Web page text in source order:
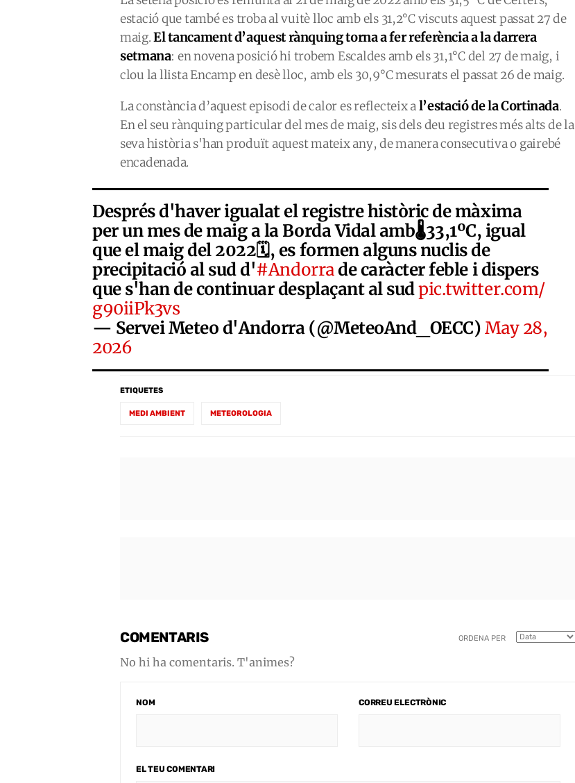
estació que també es troba al vuitè lloc amb els 31,2°C viscuts aquest passat 27 de
maig.El tancament d’aquest rànquing torna a fer referència a la darrera
setmana: en novena posició hi trobem Escaldes amb els 31,1°C del 27 de maig, i
clou la llista Encamp en desè lloc, amb els 30,9°C mesurats el passat 26 de maig.
La constància d’aquest episodi de calor es reflecteix al’estació de la Cortinada.
En el seu rànquing particular del mes de maig, sis dels deu registres més alts de la
seva història s'han produït aquest mateix any, de manera consecutiva o gairebé
encadenada.
Després d'haver igualat el registre històric de màxima
per un mes de maig a la Borda Vidal amb🌡️33,1ºC, igual
que el maig del 2022🗓️, es formen alguns nuclis de
precipitació al sud d'#Andorrade caràcter feble i dispers
que s'han de continuar desplaçant al sudpic.twitter.com/
g90iiPk3vs
— Servei Meteo d'Andorra (@MeteoAnd_OECC)May 28,
2026
ETIQUETES
MEDI AMBIENT METEOROLOGIA
COMENTARIS ORDENA PER
No hi ha comentaris. T'animes?
NOM CORREU ELECTRÒNIC
EL TEU COMENTARI